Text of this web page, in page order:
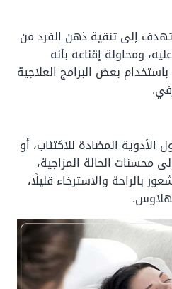
إلى تنقية ذهن الفرد من
ومحاولة إقناعه بأنه
بعض البرامج العلاجية
المضادة للاكتئاب، أو
محسنات الحالة المزاجية،
بالراحة والاسترخاء قليلًا،